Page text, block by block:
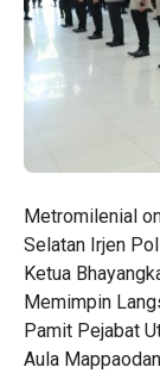
Metromilenial
Selatan Irjen
Ketua
Memimpin
Pamit Pejabat
Aula